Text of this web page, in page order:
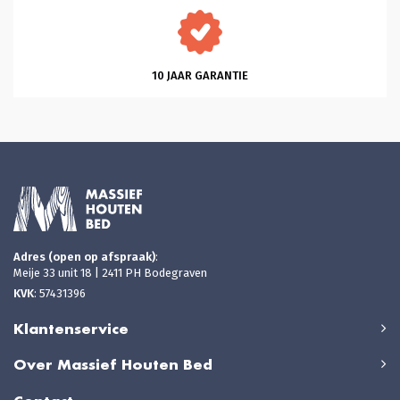
10 JAAR GARANTIE
Adres (open op afspraak):
Meije 33 unit 18 | 2411 PH Bodegraven
KVK: 57431396
Klantenservice
Over Massief Houten Bed